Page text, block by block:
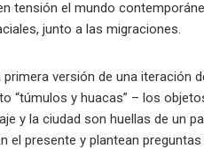
tensión el mundo
junto a las migraciones.
primera versión de una iteración
y huacas” – los
y la ciudad son huellas de un
presente y plantean